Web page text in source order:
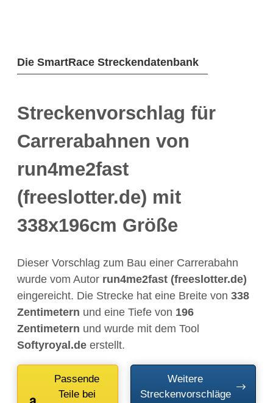
Die SmartRace Streckendatenbank
Streckenvorschlag für
Carrerabahnen von
run4me2fast
(freeslotter.de) mit
338x196cm Größe
Dieser Vorschlag zum Bau einer Carrerabahn
wurde vom Autor run4me2fast (freeslotter.de)
eingereicht. Die Strecke hat eine Breite von 338
Zentimetern und eine Tiefe von 196
Zentimetern und wurde mit dem Tool
Softyroyal.de erstellt.
Passende
Teile bei
Weitere
Streckenvorschläge